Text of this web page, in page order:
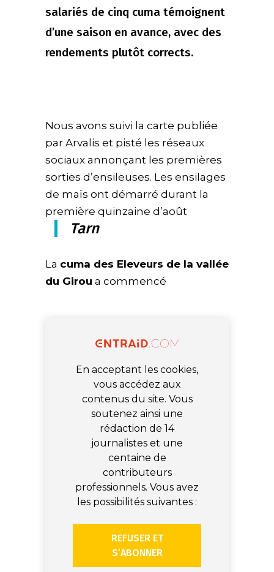
salariés de cinq cuma témoignent
d’une saison en avance, avec des
rendements plutôt corrects.
Nous avons suivi la carte publiée
par Arvalis et pisté les réseaux
sociaux annonçant les premières
sorties d’ensileuses. Les ensilages
de maïs ont démarré durant la
première quinzaine d’août
Tarn
La cuma des Eleveurs de la vallée
du Girou a commencé
En acceptant les cookies,
vous accédez aux
contenus du site. Vous
soutenez ainsi une
rédaction de 14
journalistes et une
centaine de
contributeurs
professionnels. Vous avez
les possibilités suivantes :
REFUSER ET
S’ABONNER